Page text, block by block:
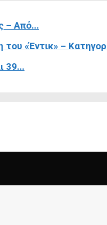
– Από...
«Έντικ» –
39...